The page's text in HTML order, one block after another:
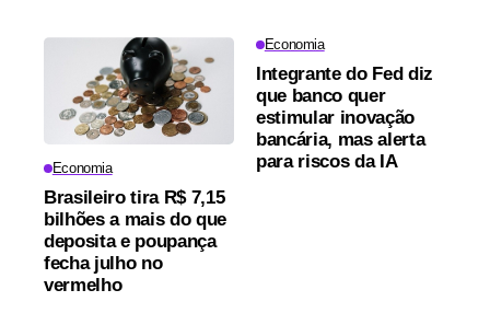
Economia
Brasileiro tira R$ 7,15
bilhões a mais do que
deposita e poupança
fecha julho no
vermelho
Economia
Integrante do Fed diz
que banco quer
estimular inovação
bancária, mas alerta
para riscos da IA